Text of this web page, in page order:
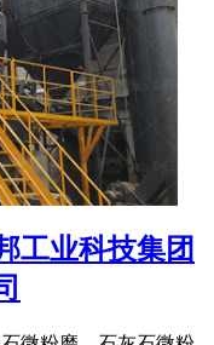
工业科技集团